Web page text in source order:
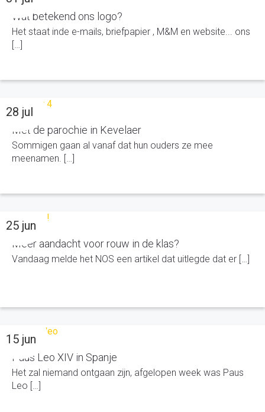
Wat betekend ons logo?
Het staat inde e-mails, briefpapier , M&M en website... ons
[…]
Met de parochie in Kevelaer
Sommigen gaan al vanaf dat hun ouders ze mee
meenamen. […]
28 jul
Meer aandacht voor rouw in de klas?
Vandaag melde het NOS een artikel dat uitlegde dat er […]
25 jun
Paus Leo XIV in Spanje
Het zal niemand ontgaan zijn, afgelopen week was Paus
Leo […]
15 jun